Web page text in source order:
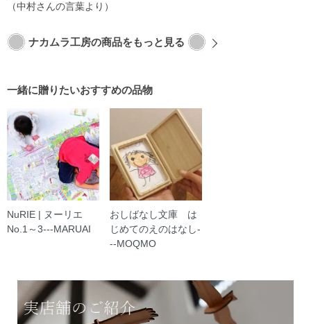
（中村さんの言葉より）
ナカムラ工房の商品をもっと見る
一緒に贈りたいおすすめの品物
NuRIE | ヌーリエ
No.1～3---MARUAI
おしばなし文庫 は
じめてのえのはなし-
--MOQMO